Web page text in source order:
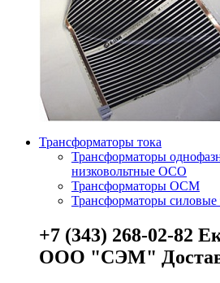
Трансформаторы тока
Трансформаторы
низковольтные ОСО
Трансформаторы ОСМ
Трансформаторы
+7 (343) 268-02-82
ООО "СЭМ"